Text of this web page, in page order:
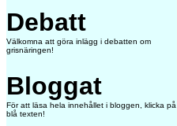
Debatt
Välkomna att göra inlägg i debatten om
grisnäringen!
Bloggat
För att läsa hela innehållet i bloggen, klicka på
blå texten!